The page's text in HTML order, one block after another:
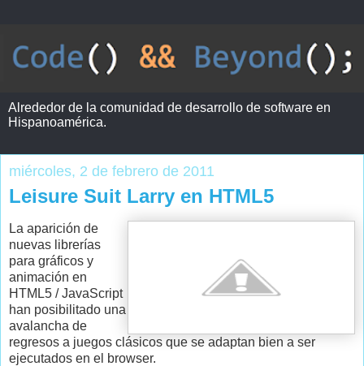
Alrededor de la comunidad de desarrollo de software en
Hispanoamérica.
miércoles, 2 de febrero de 2011
Leisure Suit Larry en HTML5
La aparición de
nuevas librerías
para gráficos y
animación en
HTML5 / JavaScript
han posibilitado una
avalancha de
regresos a juegos clásicos que se adaptan bien a ser
ejecutados en el browser.